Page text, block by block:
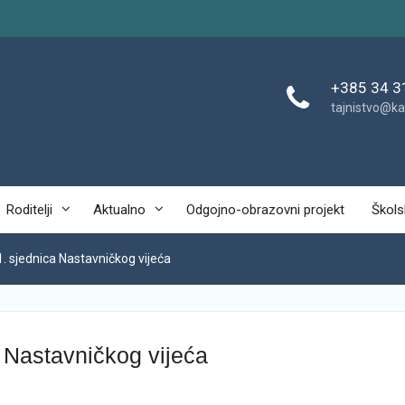
+385 34
Roditelji Aktualno Odgojno-obrazovni projekt
sjednica Nastavničkog vijeća
vijeća